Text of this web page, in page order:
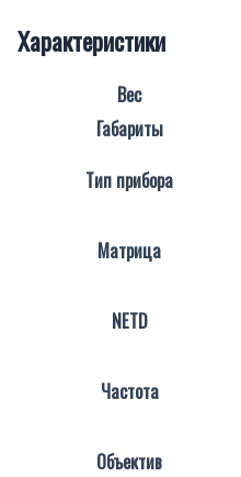
Характеристики
Вес
Габариты
Тип прибора
Матрица
NETD
Частота
Объектив